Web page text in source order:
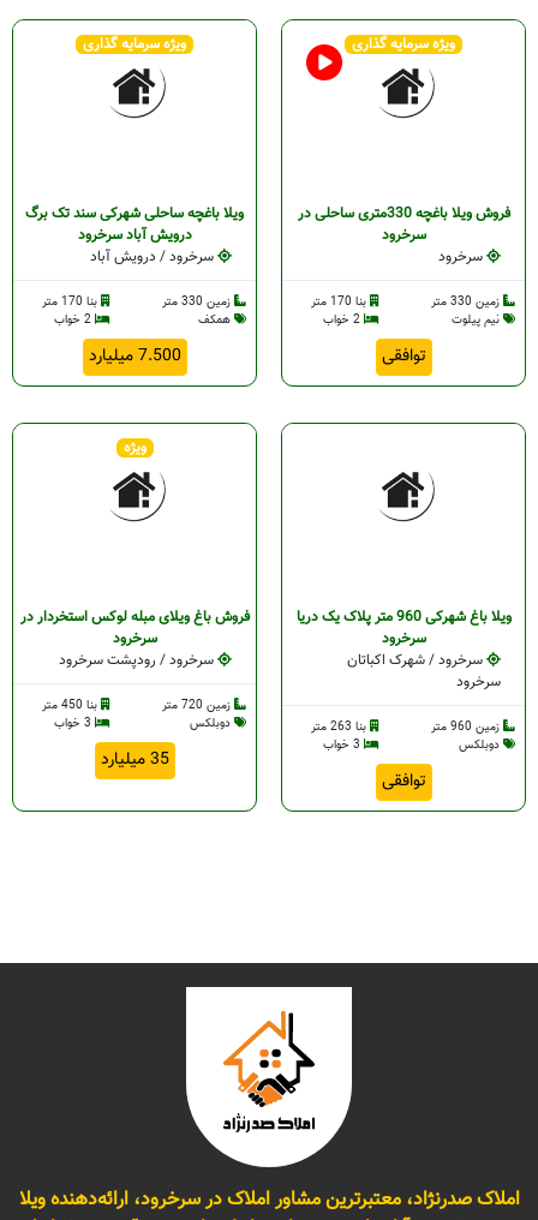
ویژه سرمایه گذاری
فروش ویلا باغچه 330متری ساحلی در
سرخرود
سرخرود
زمین 330 متر
بنا 170 متر
نیم پیلوت
توافقی
ویژه سرمایه گذاری
ویلا باغچه ساحلی شهرکی سند تک برگ
درویش آباد سرخرود
سرخرود / درویش آباد
زمین 330 متر
بنا 170 متر
همکف
7.500 میلیارد
ویلا باغ شهرکی 960 متر پلاک یک دریا
سرخرود
سرخرود / شهرک اکباتان
سرخرود
زمین 960 متر
بنا 263 متر
دوبلکس
توافقی
ویژه
فروش باغ ویلای مبله لوکس استخردار در
سرخرود
سرخرود / رودپشت سرخرود
زمین 720 متر
بنا 450 متر
دوبلکس
35 میلیارد
املاک صدرنژاد، معتبرترین مشاور املاک در سرخرود، ارائه‌دهنده ویلا